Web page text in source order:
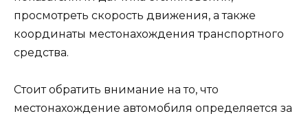
просмотреть скорость движения, а также
координаты местонахождения транспортного
средства.
Стоит обратить внимание на то, что
местонахождение автомобиля определяется за